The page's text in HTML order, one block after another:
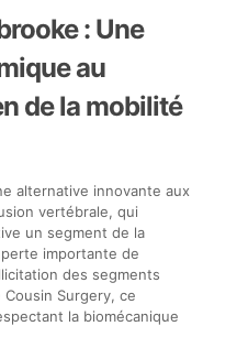
: Une
au
de la mobilité
alternative innovante aux
vertébrale, qui
un segment de la
importante de
des segments
Surgery, ce
la biomécanique